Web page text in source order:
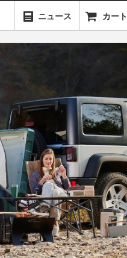
ニュース カート